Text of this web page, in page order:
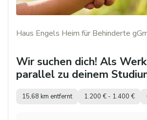
Haus Engels Heim für Behinderte
Wir suchen dich! Als
parallel zu deinem
15,68 km entfernt 1.200 € - 1.400 €